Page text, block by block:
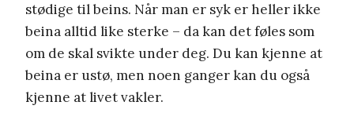
stødige til beins. Når man er syk er heller ikke
beina alltid like sterke – da kan det føles som
om de skal svikte under deg. Du kan kjenne at
beina er ustø, men noen ganger kan du også
kjenne at livet vakler.